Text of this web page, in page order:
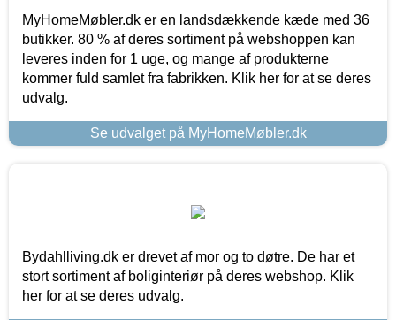
MyHomeMøbler.dk er en landsdækkende kæde med 36
butikker. 80 % af deres sortiment på webshoppen kan
leveres inden for 1 uge, og mange af produkterne
kommer fuld samlet fra fabrikken. Klik her for at se deres
udvalg.
Se udvalget på MyHomeMøbler.dk
Bydahlliving.dk er drevet af mor og to døtre. De har et
stort sortiment af boliginteriør på deres webshop. Klik
her for at se deres udvalg.